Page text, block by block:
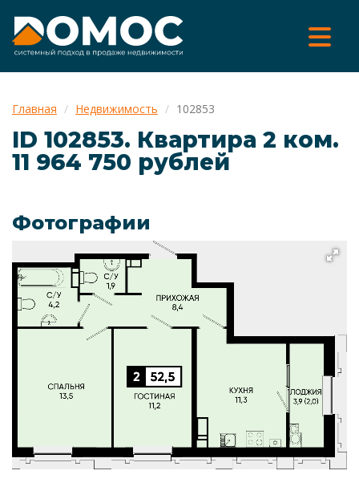
Главная Недвижимость 102853
ID 102853. Квартира 2 ком.
11 964 750 рублей
Фотографии